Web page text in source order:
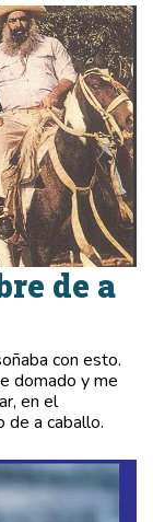
de a
con esto.
domado y me
en el
de a caballo.